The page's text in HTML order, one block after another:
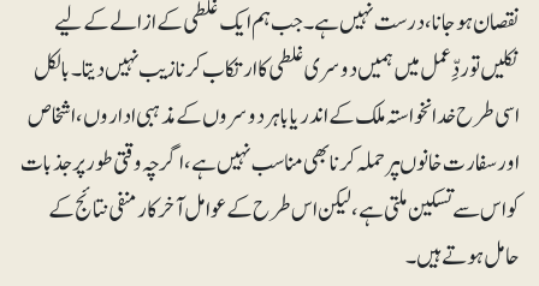
نقصان ہوجانا، درست نہیں ہے۔ جب ہم ایک غلطی کے ازالے کے لیے
نکلیں تو ردِّعمل میں ہمیں دوسری غلطی کا ارتکاب کرنا زیب نہیں دیتا۔ بالکل
اسی طرح خدانخواستہ ملک کے اندر یا باہر دوسروں کے مذہبی اداروں ،اشخاص
اورسفارت خانوںپر حملہ کرنا بھی مناسب نہیں ہے ، اگرچہ وقتی طور پر جذبات
کو اس سے تسکین ملتی ہے، لیکن اس طرح کے عوامل آخر کار منفی نتائج کے
حامل ہوتے ہیں ۔